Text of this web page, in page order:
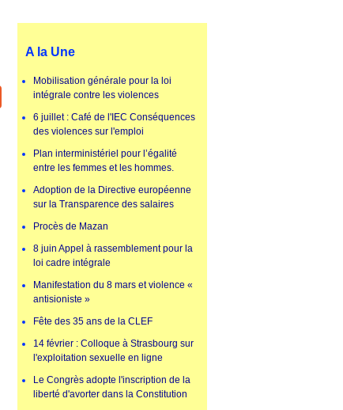
A la Une
Mobilisation générale pour la loi
intégrale contre les violences
6 juillet : Café de l'IEC Conséquences
des violences sur l'emploi
Plan interministériel pour l’égalité
entre les femmes et les hommes.
Adoption de la Directive européenne
sur la Transparence des salaires
Procès de Mazan
8 juin Appel à rassemblement pour la
loi cadre intégrale
Manifestation du 8 mars et violence «
antisioniste »
Fête des 35 ans de la CLEF
14 février : Colloque à Strasbourg sur
l'exploitation sexuelle en ligne
Le Congrès adopte l'inscription de la
liberté d'avorter dans la Constitution